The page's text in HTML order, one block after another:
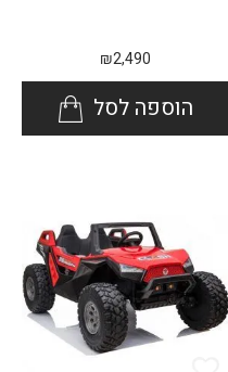
₪2,490
הוספה לסל